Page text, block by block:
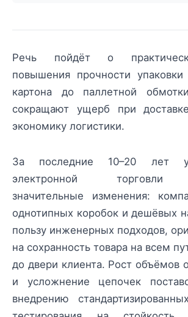
Речь пойдёт о
повышения прочности
картона до паллетной
сокращают ущерб при
экономику логистики.
За последние 10–20 лет
электронной торговли
значительные изменения:
однотипных коробок и дешёвых
пользу инженерных подходов,
на сохранность товара на всем
до двери клиента. Рост объёмов
и усложнение цепочек
внедрению